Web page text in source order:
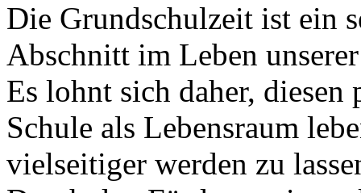
Die Grundschulzeit ist ein
Abschnitt im Leben
Es lohnt sich daher,
Schule als Lebensraum
vielseitiger werden zu